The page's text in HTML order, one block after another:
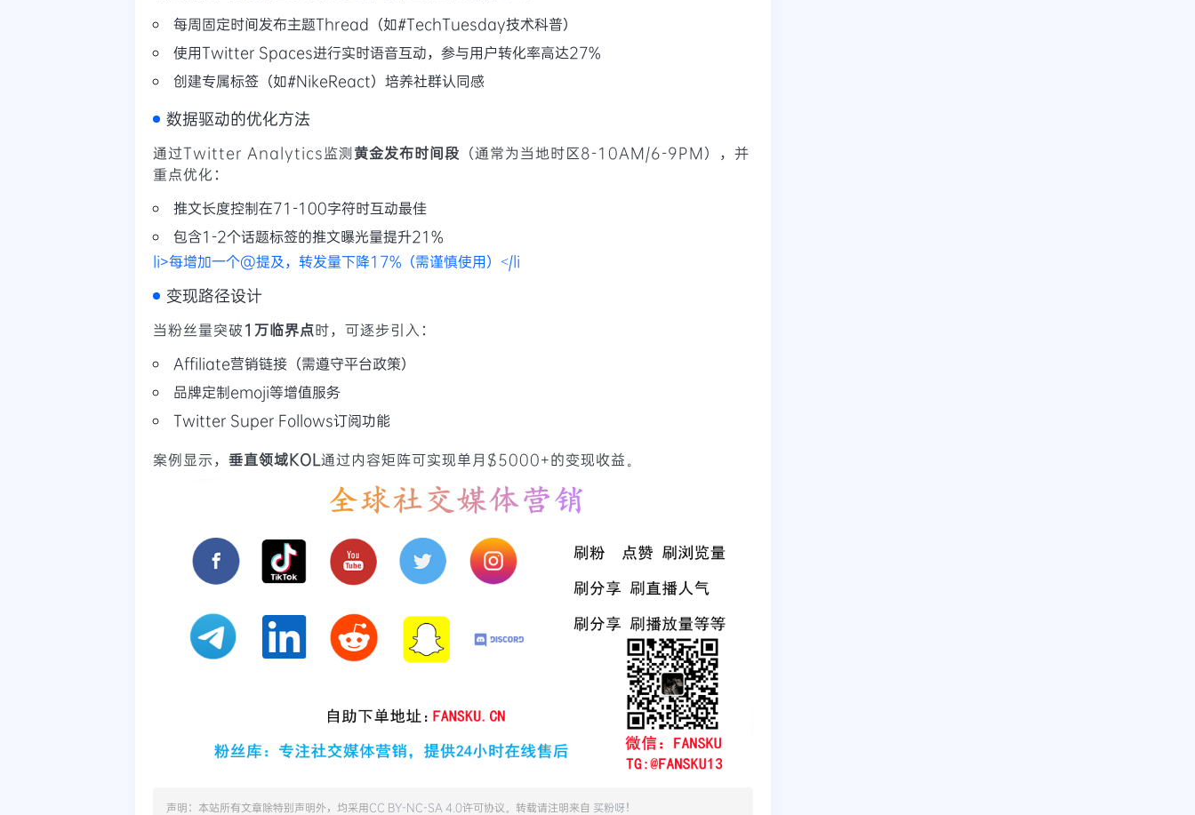
每周固定时间发布主题Thread（如#TechTuesday技术科普）
使用Twitter Spaces进行实时语音互动，参与用户转化率高达27%
创建专属标签（如#NikeReact）培养社群认同感
数据驱动的优化方法
通过Twitter Analytics监测黄金发布时间段 （通常为当地时区8-10AM/6-9PM），并
重点优化：
推文长度控制在71-100字符时互动最佳
包含1-2个话题标签的推文曝光量提升21%
li>每增加一个@提及，转发量下降17%（需谨慎使用）</li
变现路径设计
当粉丝量突破1万临界点时，可逐步引入：
Affiliate营销链接（需遵守平台政策）
品牌定制emoji等增值服务
Twitter Super Follows订阅功能
案例显示， 垂直领域KOL 通过内容矩阵可实现单月$5000+的变现收益。
声明：本站所有文章除特别声明外，均采用CC BY-NC-SA 4.0许可协议。转载请注明来自 买粉呀！